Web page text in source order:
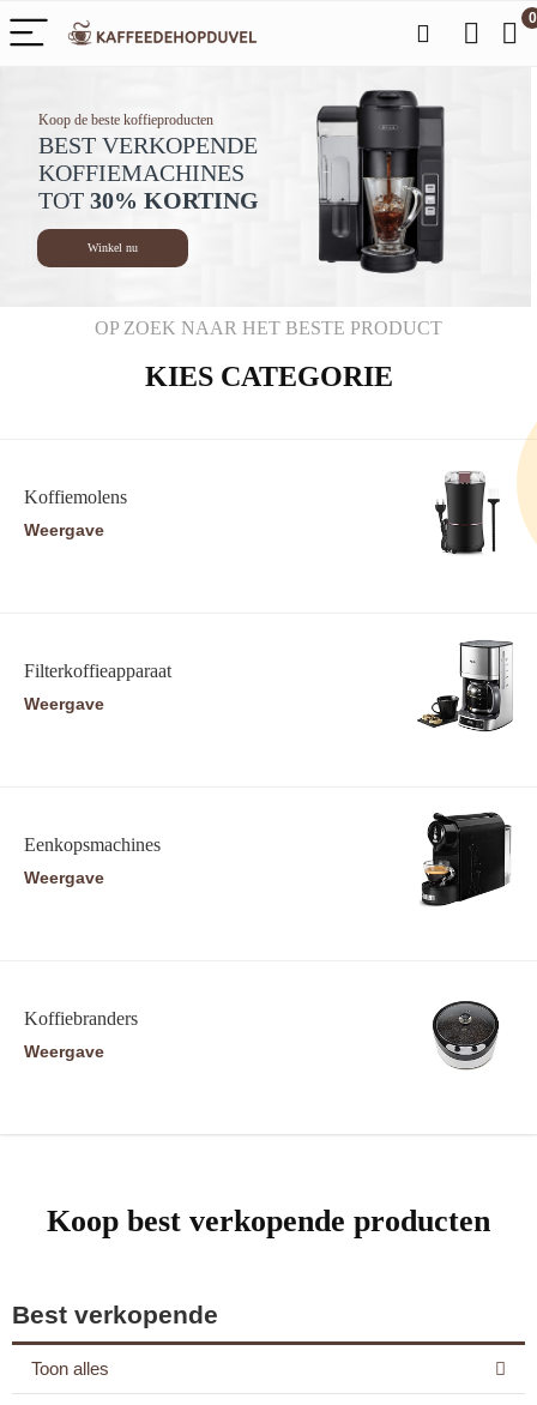
0
BEST VERKOPENDE
KOFFIEMACHINES
TOT 30% KORTING
Koop de beste koffieproducten
Winkel nu
OP ZOEK NAAR HET BESTE PRODUCT
KIES CATEGORIE
Koffiemolens
Weergave
Filterkoffieapparaat
Weergave
Eenkopsmachines
Weergave
Koffiebranders
Weergave
Koop best verkopende producten
Best verkopende
Toon alles